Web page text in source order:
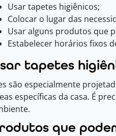
Usar tapetes higiênicos;
Colocar o lugar das
Usar alguns produtos que
Estabelecer horários fixos
tapetes
são especialmente
específicas da casa. É
que